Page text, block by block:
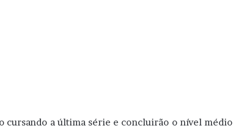
cursando a última série e concluirão o nível médio